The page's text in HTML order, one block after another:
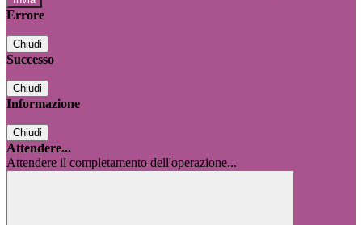
Errore
Chiudi
Successo
Chiudi
Informazione
Chiudi
Attendere...
Attendere il completamento dell'operazione...